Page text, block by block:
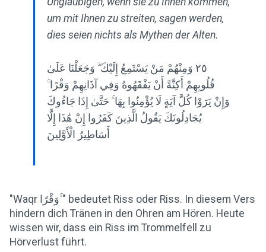
um mit Ihnen zu streiten, sagen werden,
dies seien nichts als Mythen der Alten.
٢٥ وَمِنْهُمْ مَنْ يَسْتَمِعُ إِلَيْكَ ۖ وَجَعَلْنَا عَلَىٰ
قُلُوبِهِمْ أَكِنَّةً أَنْ يَفْقَهُوهُ وَفِي آذَانِهِمْ وَقْرًا ۚ
وَإِنْ يَرَوْا كُلَّ آيَةٍ لَا يُؤْمِنُوا بِهَا ۚ حَتَّىٰ إِذَا جَاءُوكَ
يُجَادِلُونَكَ يَقُولُ الَّذِينَ كَفَرُوا إِنْ هَٰذَا إِلَّا
أَسَاطِيرُ الْأَوَّلِينَ
"Waqr وَقْرًا ۚ" bedeutet Riss oder Riss. In diesem Vers
hindern dich Tränen in den Ohren am Hören. Heute
wissen wir, dass ein Riss im Trommelfell zu
Hörverlust führt.